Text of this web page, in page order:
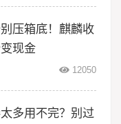
压箱底！麒麟收
现金
12050
多用不完？别过